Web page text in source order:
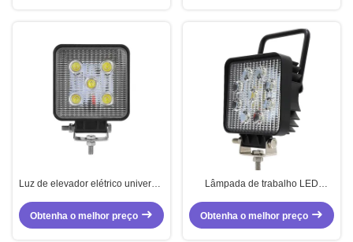
Luz de elevador elétrico universal
Obtenha o melhor preço
Lâmpada de trabalho LED
ligação/desligação e portátil 10-
Obtenha o melhor preço